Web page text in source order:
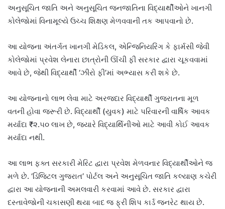
અનુસૂચિત જાતિ અને અનુસૂચિત જનજાતિના વિદ્યાર્થીઓને ખાનગી
કોલેજોમાં વિનામૂલ્યે ઉચ્ચ શિક્ષણ મેળવવાની તક આપવાનો છે.
આ યોજના અંતર્ગત ખાનગી મેડિકલ, એન્જિનિયરિંગ કે ફાર્મસી જેવી
કોલેજોમાં પ્રવેશ લેનારા છાત્રોની ઊંચી ફી સરકાર દ્વારા ચૂકવવામાં
આવે છે, જેથી વિદ્યાર્થી ‘ઝીરો ફી’માં અભ્યાસ કરી શકે છે.
આ યોજનાનો લાભ લેવા માટે અરજદાર વિદ્યાર્થી ગુજરાતના મૂળ
વતની હોવા જરૂરી છે. વિદ્યાર્થી (યુવક) માટે પરિવારની વાર્ષિક આવક
મર્યાદા ₹૨.૫૦ લાખ છે, જ્યારે વિદ્યાર્થિનીઓ માટે આવી કોઈ આવક
મર્યાદા નથી.
આ લાભ ફક્ત સરકારી મેરિટ દ્વારા પ્રવેશ મેળવનાર વિદ્યાર્થીઓને જ
મળે છે. ‘ડિજિટલ ગુજરાત’ પોર્ટલ અને અનુસૂચિત જાતિ કલ્યાણ કચેરી
દ્વારા આ યોજનાની અમલવારી કરવામાં આવે છે. સરકાર દ્વારા
દસ્તાવેજોની ચકાસણી થયા બાદ જ ફ્રી શિપ કાર્ડ જનરેટ થાય છે.